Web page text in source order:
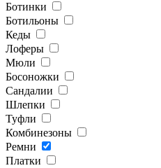
Ботинки
Ботильоны
Кеды
Лоферы
Мюли
Босоножки
Сандалии
Шлепки
Туфли
Комбинезоны
Ремни
Платки